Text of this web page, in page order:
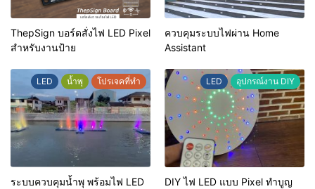
ThepSign บอร์ดสั่งไฟ LED Pixel
สำหรับงานป้าย
ควบคุมระบบไฟผ่าน Home
Assistant
LED น้ำพุ โปรเจคที่ทำ
ระบบควบคุมน้ำพุ พร้อมไฟ LED
LED อุปกรณ์งาน DIY
DIY ไฟ LED แบบ Pixel ทำบูญ